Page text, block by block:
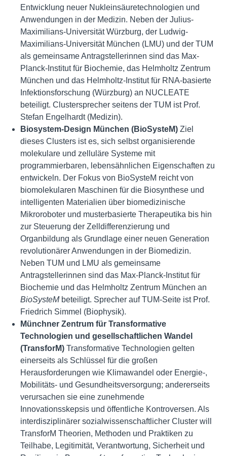
Entwicklung neuer Nukleinsäuretechnologien und
Anwendungen in der Medizin. Neben der Julius-
Maximilians-Universität Würzburg, der Ludwig-
Maximilians-Universität München (LMU) und der TUM
als gemeinsame Antragstellerinnen sind das Max-
Planck-Institut für Biochemie, das Helmholtz Zentrum
München und das Helmholtz-Institut für RNA-basierte
Infektionsforschung (Würzburg) an NUCLEATE
beteiligt. Clustersprecher seitens der TUM ist Prof.
Stefan Engelhardt (Medizin).
Biosystem-Design München (BioSysteM) Ziel
dieses Clusters ist es, sich selbst organisierende
molekulare und zelluläre Systeme mit
programmierbaren, lebensähnlichen Eigenschaften zu
entwickeln. Der Fokus von BioSysteM reicht von
biomolekularen Maschinen für die Biosynthese und
intelligenten Materialien über biomedizinische
Mikroroboter und musterbasierte Therapeutika bis hin
zur Steuerung der Zelldifferenzierung und
Organbildung als Grundlage einer neuen Generation
revolutionärer Anwendungen in der Biomedizin.
Neben TUM und LMU als gemeinsame
Antragstellerinnen sind das Max-Planck-Institut für
Biochemie und das Helmholtz Zentrum München an
BioSysteM beteiligt. Sprecher auf TUM-Seite ist Prof.
Friedrich Simmel (Biophysik).
Münchner Zentrum für Transformative
Technologien und gesellschaftlichen Wandel
(TransforM) Transformative Technologien gelten
einerseits als Schlüssel für die großen
Herausforderungen wie Klimawandel oder Energie-,
Mobilitäts- und Gesundheitsversorgung; andererseits
verursachen sie eine zunehmende
Innovationsskepsis und öffentliche Kontroversen. Als
interdisziplinärer sozialwissenschaftlicher Cluster will
TransforM Theorien, Methoden und Praktiken zu
Teilhabe, Legitimität, Verantwortung, Sicherheit und